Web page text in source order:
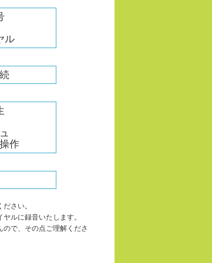
ル
作
さい。
ルに録音いたします。
で、その点ご理解くださ